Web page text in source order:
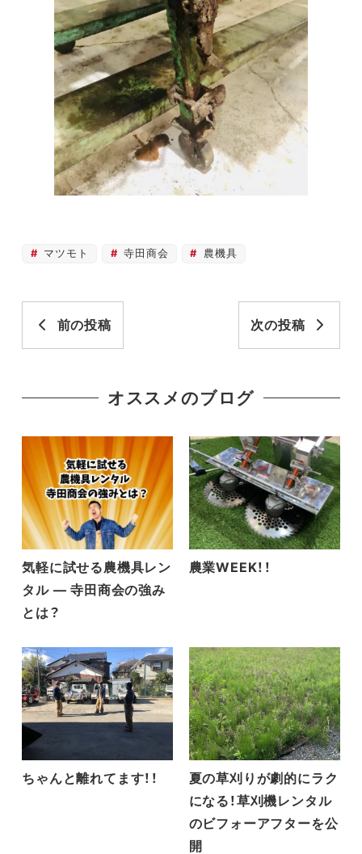
マツモト 寺田商会 農機具
前の投稿 次の投稿
オススメのブログ
気軽に試せる農機具レン
タル ― 寺田商会の強み
とは？
農業WEEK！！
ちゃんと離れてます！！
夏の草刈りが劇的にラク
になる！草刈機レンタル
のビフォーアフターを公
開